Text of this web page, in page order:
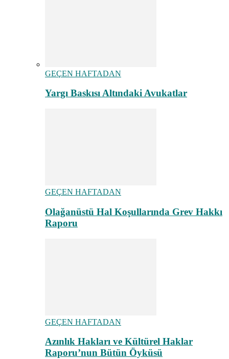
GEÇEN HAFTADAN
Yargı Baskısı Altındaki Avukatlar
GEÇEN HAFTADAN
Olağanüstü Hal Koşullarında Grev Hakkı
Raporu
GEÇEN HAFTADAN
Azınlık Hakları ve Kültürel Haklar
Raporu’nun Bütün Öyküsü